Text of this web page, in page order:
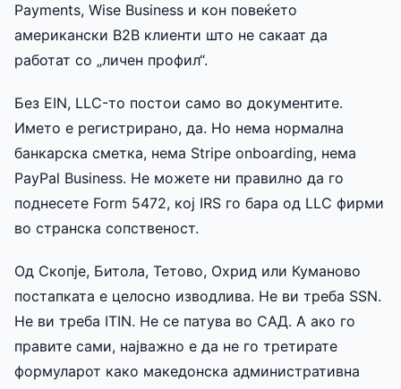
Payments, Wise Business и кон повеќето
американски B2B клиенти што не сакаат да
работат со „личен профил“.
Без EIN, LLC-то постои само во документите.
Името е регистрирано, да. Но нема нормална
банкарска сметка, нема Stripe onboarding, нема
PayPal Business. Не можете ни правилно да го
поднесете Form 5472, кој IRS го бара од LLC фирми
во странска сопственост.
Од Скопје, Битола, Тетово, Охрид или Куманово
постапката е целосно изводлива. Не ви треба SSN.
Не ви треба ITIN. Не се патува во САД. А ако го
правите сами, најважно е да не го третирате
формуларот како македонска административна